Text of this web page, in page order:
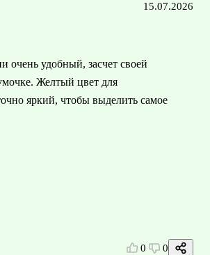
15.07.2026
очень удобный, засчет своей
Желтый цвет для
яркий, чтобы выделить самое
0 0